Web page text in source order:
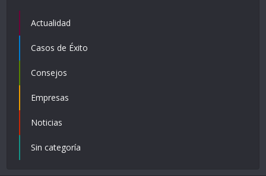
Actualidad
Casos de Éxito
Consejos
Empresas
Noticias
Sin categoría